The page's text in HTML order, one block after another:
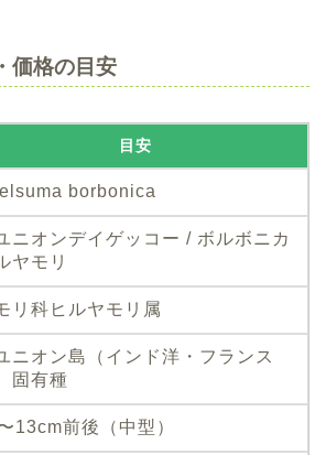
価格の目安
目安
borbonica
ニオンデイゲッコー / ボルボニカ
ヤモリ
リ科ヒルヤモリ属
ニオン島（インド洋・フランス
固有種
13cm前後（中型）